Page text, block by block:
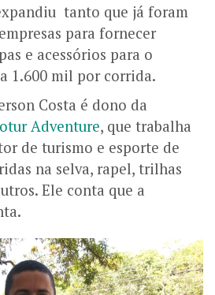
tanto que já foram
para fornecer
e acessórios para o
1.600 mil por corrida.
Costa é dono da
Adventure, que trabalha
de turismo e esporte de
na selva, rapel, trilhas
Ele conta que a